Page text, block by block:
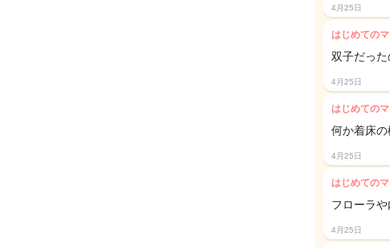
4月25日
はじめての
双子だった
4月25日
はじめての
何か着床
4月25日
はじめての
フローラ
4月25日